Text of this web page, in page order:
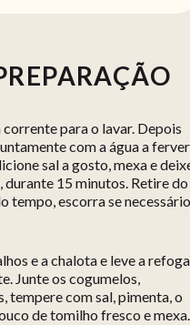
para o lavar. Depois
com a água a
sal a gosto, mexa e
durante 15 minutos. Retire do
tempo, escorra se
e a chalota e leve a
Junte os cogumelos,
tempere com sal, pimenta, o
de tomilho fresco e mexa.